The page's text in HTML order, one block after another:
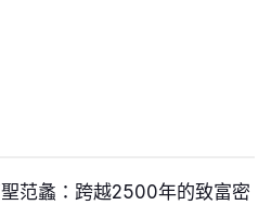
范蠡：跨越2500年的致富密